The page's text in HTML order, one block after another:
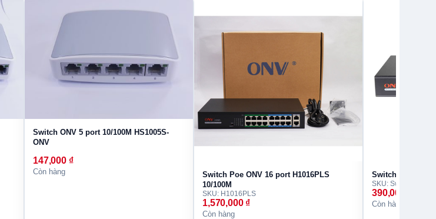
Switch ONV 5 port 10/100M HS1005S-
ONV
147,000 ₫
Còn hàng
Switch Poe ONV 16 port H1016PLS
10/100M
SKU: H1016PLS
1,570,000 ₫
Còn hàng
Switch Poe ONV
390,000
Còn hàng